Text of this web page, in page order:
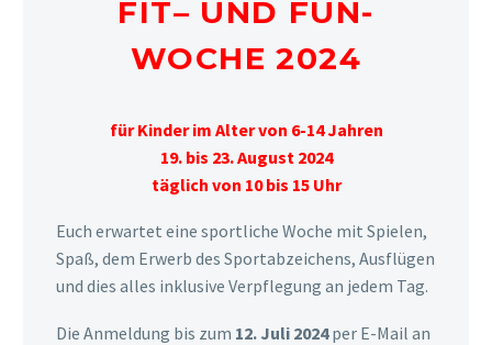
FIT– UND FUN-
WOCHE 2024
für Kinder im Alter von 6-14 Jahren
19. bis 23. August 2024
täglich von 10 bis 15 Uhr
Euch erwartet eine sportliche Woche mit Spielen,
Spaß, dem Erwerb des Sportabzeichens, Ausflügen
und dies alles inklusive Verpflegung an jedem Tag.
Die Anmeldung bis zum 12. Juli 2024per E-Mail an